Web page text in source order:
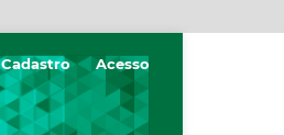
Cadastro Acesso